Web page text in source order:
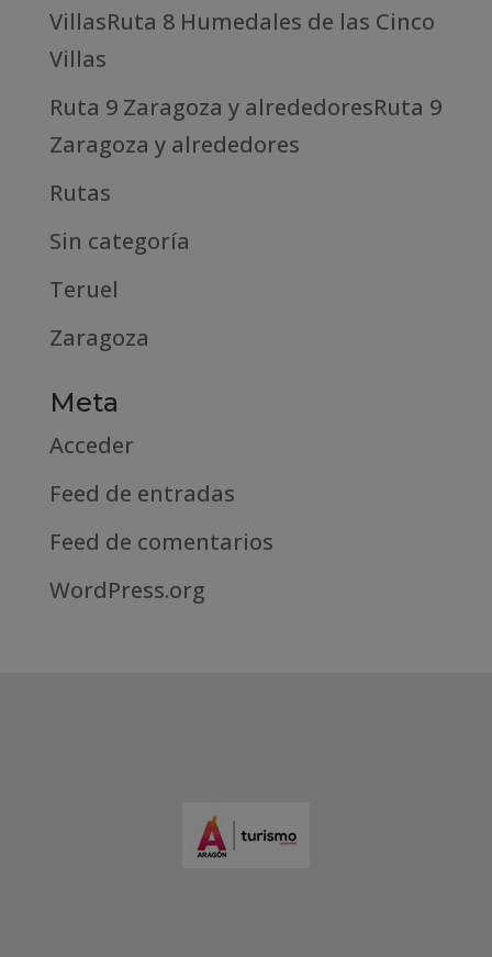
VillasRuta 8 Humedales de las Cinco
Villas
Ruta 9 Zaragoza y alrededoresRuta 9
Zaragoza y alrededores
Rutas
Sin categoría
Teruel
Zaragoza
Meta
Acceder
Feed de entradas
Feed de comentarios
WordPress.org